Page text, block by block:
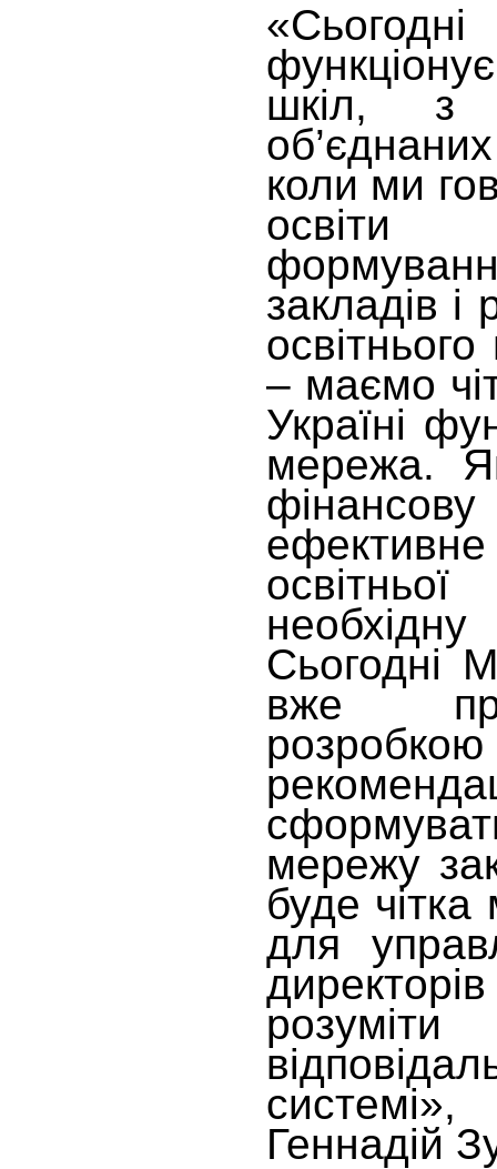
шкіл,
коли ми
закладів і
– маємо
Україні
мережа.
Сьогодні
вже
мережу
буде
для
Геннадій